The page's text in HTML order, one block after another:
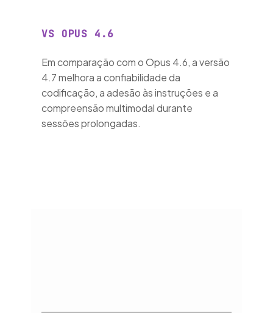
VS OPUS 4.6
Em comparação com o Opus 4.6, a versão
4.7 melhora a confiabilidade da
codificação, a adesão às instruções e a
compreensão multimodal durante
sessões prolongadas.